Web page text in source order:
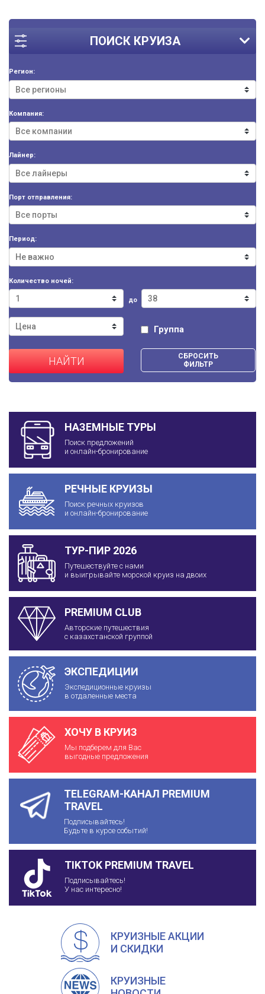
ПОИСК КРУИЗА
Регион:
Компания:
Лайнер:
Порт отправления:
Период:
Количество ночей:
до
Группа
НАЙТИ
СБРОСИТЬ
ФИЛЬТР
НАЗЕМНЫЕ ТУРЫ
Поиск предложений
и онлайн-бронирование
РЕЧНЫЕ КРУИЗЫ
Поиск речных круизов
и онлайн-бронирование
ТУР-ПИР 2026
Путешествуйте с нами
и выигрывайте морской круиз на двоих
PREMIUM CLUB
Авторские путешествия
с казахстанской группой
ЭКСПЕДИЦИИ
Экспедиционные круизы
в отдаленные места
ХОЧУ В КРУИЗ
Мы подберем для Вас
выгодные предложения
TELEGRAM-КАНАЛ PREMIUM
TRAVEL
Подписывайтесь!
Будьте в курсе событий!
TIKTOK PREMIUM TRAVEL
Подписывайтесь!
У нас интересно!
КРУИЗНЫЕ АКЦИИ
И СКИДКИ
КРУИЗНЫЕ